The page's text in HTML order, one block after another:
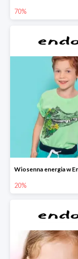
70%
20%